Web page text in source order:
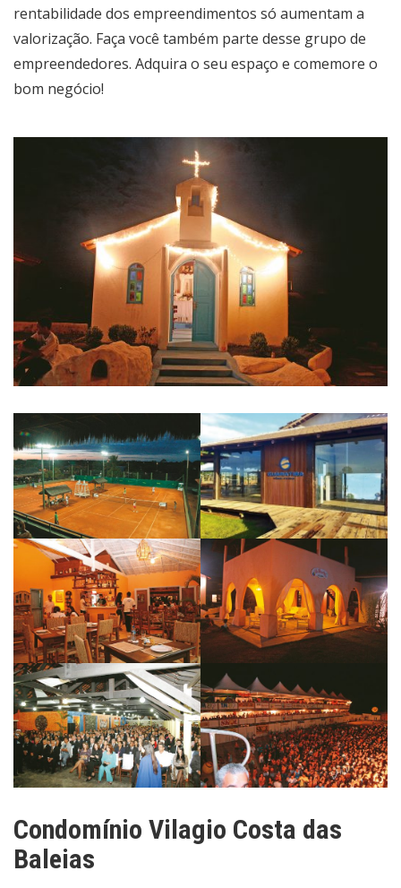
rentabilidade dos empreendimentos só aumentam a
valorização. Faça você também parte desse grupo de
empreendedores. Adquira o seu espaço e comemore o
bom negócio!
Condomínio Vilagio Costa das
Baleias